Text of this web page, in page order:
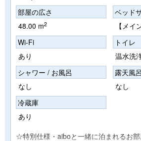
部屋の広さ
48.00 m2
ベッド
【メイ
Wi-Fi
あり
トイレ
温水洗
シャワー / お風呂
なし
露天風呂
なし
冷蔵庫
あり
☆特別仕様・aiboと一緒に泊まれるお